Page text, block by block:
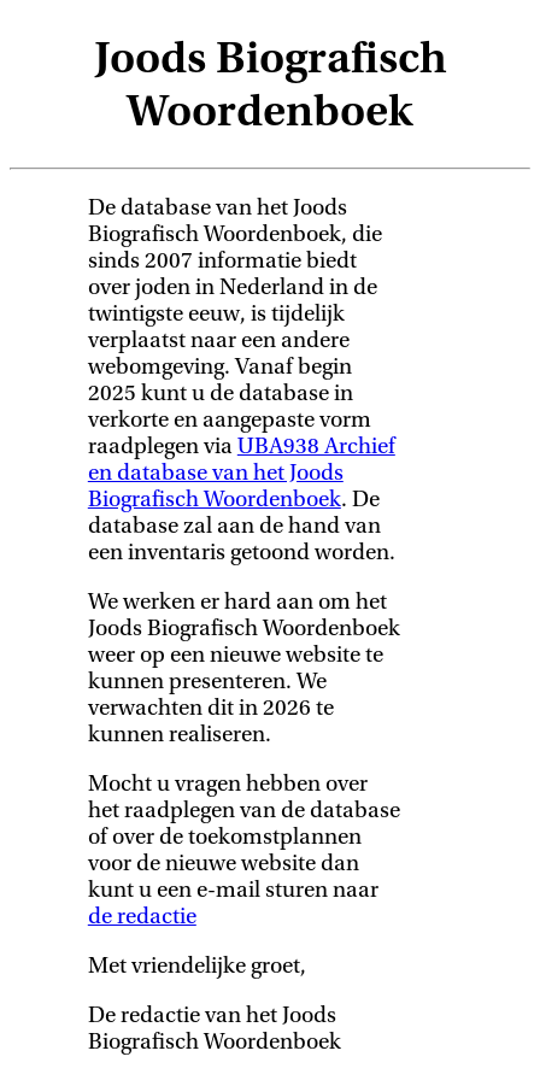
Joods Biografisch
Woordenboek
De database van het Joods
Biografisch Woordenboek, die
sinds 2007 informatie biedt
over joden in Nederland in de
twintigste eeuw, is tijdelijk
verplaatst naar een andere
webomgeving. Vanaf begin
2025 kunt u de database in
verkorte en aangepaste vorm
raadplegen viaUBA938 Archief
en database van het Joods
Biografisch Woordenboek. De
database zal aan de hand van
een inventaris getoond worden.
We werken er hard aan om het
Joods Biografisch Woordenboek
weer op een nieuwe website te
kunnen presenteren. We
verwachten dit in 2026 te
kunnen realiseren.
Mocht u vragen hebben over
het raadplegen van de database
of over de toekomstplannen
voor de nieuwe website dan
kunt u een e-mail sturen naar
de redactie
Met vriendelijke groet,
De redactie van het Joods
Biografisch Woordenboek